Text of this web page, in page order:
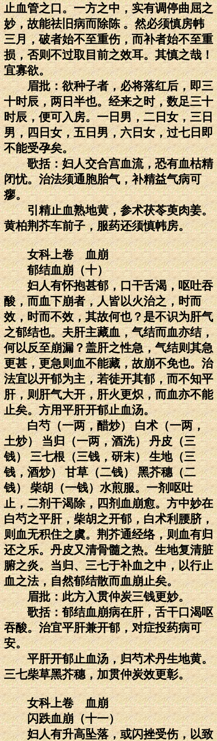
止血管之口。一方之中，实有调停曲屈之
妙，故能祛旧病而除陈 。然必须慎房帏
三月，破者始不至重伤，而补者始不至重
损，否则不过取目前之效耳。其慎之哉！
宜寡欲。
眉批：欲种子者，必将落红后，即三
十时辰，两日半也。经来之时，数足三十
时辰，便可入房。一日男，二日女，三日
男，四日女，五日男，六日女，过七日即
不能受孕矣。
歌括：妇人交合宫血流，恐有血枯精
闭忧。治法须通胞胎气，补精益气病可
瘳。
引精止血熟地黄，参术茯苓萸肉姜。
黄柏荆芥车前子，服药还须慎帏房。
女科上卷 血崩
郁结血崩（十）
妇人有怀抱甚郁，口干舌渴，呕吐吞
酸，而血下崩者，人皆以火治之，时而
效，时而不效，其故何也？是不识为肝气
之郁结也。夫肝主藏血，气结而血亦结，
何以反至崩漏？盖肝之性急，气结则其急
更甚，更急则血不能藏，故崩不免也。治
法宜以开郁为主，若徒开其郁，而不知平
肝，则肝气大开，肝火更炽，而血亦不能
止矣。方用平肝开郁止血汤。
白芍（一两，醋炒） 白术（一两，
土炒） 当归（一两，酒洗） 丹皮（三
钱） 三七根（三钱，研末） 生地（三
钱，酒炒） 甘草（二钱） 黑芥穗（二
钱） 柴胡（一钱）水煎服。一剂呕吐
止，二剂干渴除，四剂血崩愈。方中妙在
白芍之平肝，柴胡之开郁，白术利腰脐，
则血无积住之虞。荆芥通经络，则血有归
还之乐。丹皮又清骨髓之热。生地复清脏
腑之炎。当归、三七于补血之中，以行止
血之法，自然郁结散而血崩止矣。
眉批：此方入贯仲炭三钱更妙。
歌括：郁结血崩病在肝，舌干口渴呕
吞酸。治宜平肝兼开郁，对症投药病可
安。
平肝开郁止血汤，归芍术丹生地黄。
三七柴草黑芥穗，加贯仲炭效更彰。
女科上卷 血崩
闪跌血崩（十一）
妇人有升高坠落，或闪挫受伤，以致